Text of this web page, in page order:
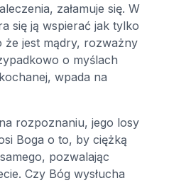
załamuje się. W
się ją wspierać jak tylko
że jest mądry, rozważny
o myślach
wpada na
rozpoznaniu, jego losy
Boga o to, by ciężką
pozwalając
Czy Bóg wysłucha